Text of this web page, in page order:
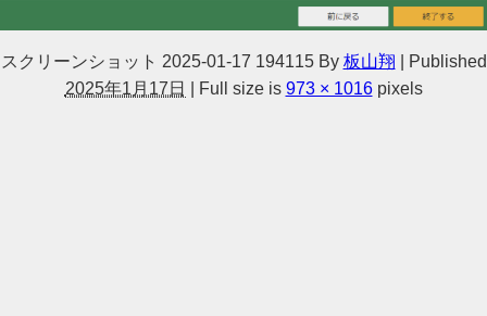
スクリーンショット 2025-01-17 194115 By 板山翔
Published
2025年1月17日
Full size is 973 × 1016pixels